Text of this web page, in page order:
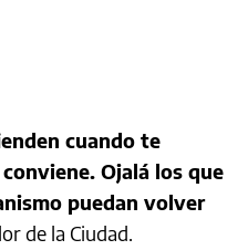
cuando te
Ojalá los que
puedan volver
de la Ciudad.